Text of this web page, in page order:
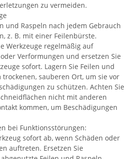
zu vermeiden.
und Raspeln nach jedem Gebrauch
z. B. mit einer Feilenbürste.
Werkzeuge regelmäßig auf
Verformungen und ersetzen Sie
sofort. Lagern Sie Feilen und
trockenen, sauberen Ort, um sie vor
zu schützen. Achten Sie
nicht mit anderen
kommen, um Beschädigungen
bei Funktionsstörungen:
sofort ab, wenn Schäden oder
auftreten. Ersetzen Sie